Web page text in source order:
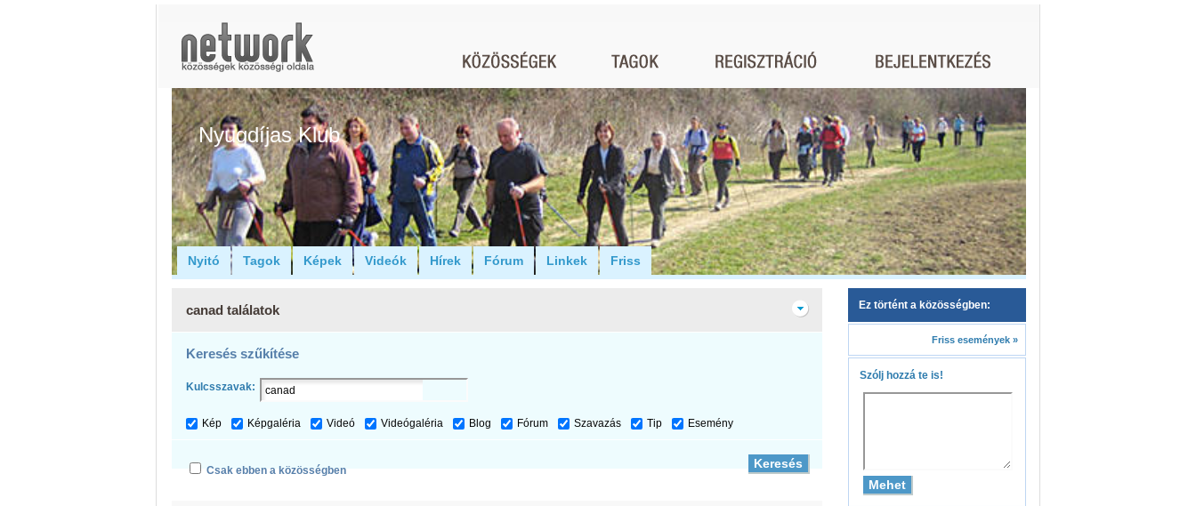
Nyugdíjas Klub
Nyitó Tagok Képek Videók Hírek Fórum Linkek Friss
canad találatok
Keresés szűkítése
Kulcsszavak:
Kép Képgaléria Videó Videógaléria Blog Fórum Szavazás Tip Esemény
Csak ebben a közösségben
Ez történt a közösségben:
Friss események »
Szólj hozzá te is!